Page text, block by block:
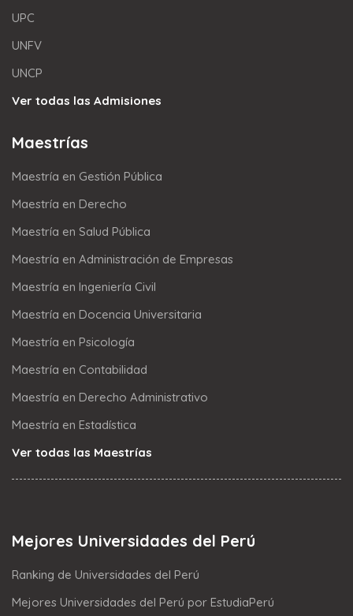
UPC
UNFV
UNCP
Ver todas las Admisiones
Maestrías
Maestría en Gestión Pública
Maestría en Derecho
Maestría en Salud Pública
Maestría en Administración de Empresas
Maestría en Ingeniería Civil
Maestría en Docencia Universitaria
Maestría en Psicología
Maestría en Contabilidad
Maestría en Derecho Administrativo
Maestría en Estadística
Ver todas las Maestrías
Mejores Universidades del Perú
Ranking de Universidades del Perú
Mejores Universidades del Perú por EstudiaPerú